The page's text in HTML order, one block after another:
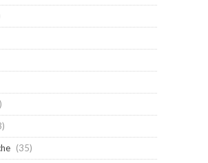
(35)